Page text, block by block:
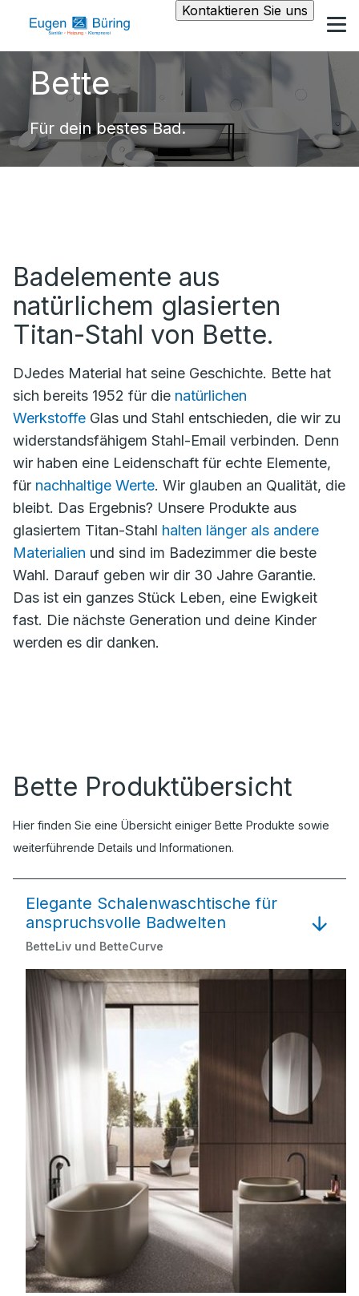
Kontaktieren Sie uns
Bette
Für dein bestes Bad.
Badelemente aus
natürlichem glasierten
Titan-Stahl von Bette.
DJedes Material hat seine Geschichte. Bette hat
sich bereits 1952 für die natürlichen
Werkstoffe Glas und Stahl entschieden, die wir zu
widerstandsfähigem Stahl-Email verbinden. Denn
wir haben eine Leidenschaft für echte Elemente,
für nachhaltige Werte. Wir glauben an Qualität, die
bleibt. Das Ergebnis? Unsere Produkte aus
glasiertem Titan-Stahl halten länger als andere
Materialien und sind im Badezimmer die beste
Wahl. Darauf geben wir dir 30 Jahre Garantie.
Das ist ein ganzes Stück Leben, eine Ewigkeit
fast. Die nächste Generation und deine Kinder
werden es dir danken.
Bette Produktübersicht
Hier finden Sie eine Übersicht einiger Bette Produkte sowie
weiterführende Details und Informationen.
Elegante Schalenwaschtische für
anspruchsvolle Badwelten
BetteLiv und BetteCurve